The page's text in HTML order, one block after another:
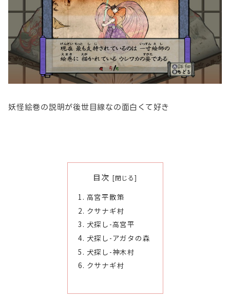
妖怪絵巻の説明が後世目線なの面白くて好き
目次
高宮平散策
クサナギ村
犬探し-高宮平
犬探し-アガタの森
犬探し-神木村
クサナギ村